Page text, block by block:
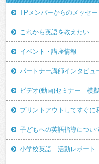
TPメンバーからのメッセー
これから英語を教えたい
イベント・講座情報
パートナー講師インタビュ
ビデオ(動画)セミナー 模
プリントアウトしてすぐに
子どもへの英語指導につい
小学校英語 活動レポート